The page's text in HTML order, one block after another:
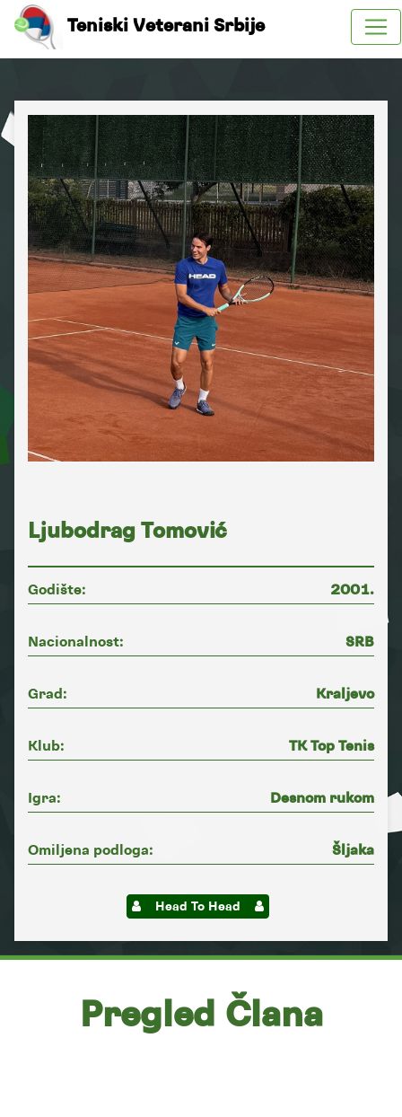
Teniski Veterani Srbije
Ljubodrag Tomović
Godište: 2001.
Nacionalnost: SRB
Grad: Kraljevo
Klub: TK Top Tenis
Igra: Desnom rukom
Omiljena podloga: Šljaka
Head To Head
Pregled Člana